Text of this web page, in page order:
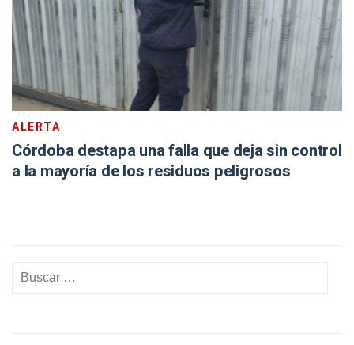
ALERTA
Córdoba destapa una falla que deja sin control
a la mayoría de los residuos peligrosos